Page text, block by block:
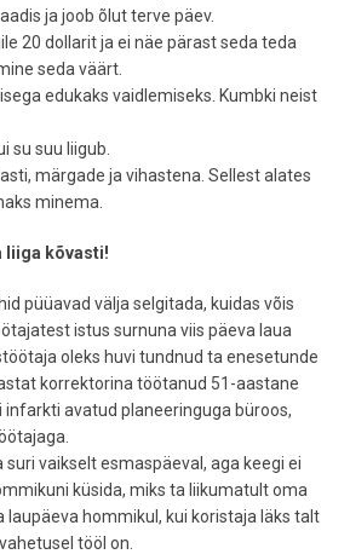
ja joob õlut terve päev.
20 dollarit ja ei näe pärast seda teda
seda väärt.
edukaks vaidlemiseks. Kumbki neist
su suu liigub.
märgade ja vihastena. Sellest alates
minema.
liiga kõvasti!
püüavad välja selgitada, kuidas võis
istus surnuna viis päeva laua
oleks huvi tundnud ta enesetunde
korrektorina töötanud 51-aastane
infarkti avatud planeeringuga büroos,
suri vaikselt esmaspäeval, aga keegi ei
küsida, miks ta liikumatult oma
laupäeva hommikul, kui koristaja läks talt
tööl on.